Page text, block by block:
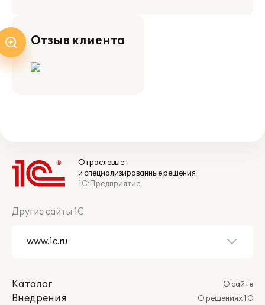
Отзыв клиента
Отраслевые
и специализированные решения
1С:Предприятие
Другие сайты 1С
Каталог
Внедрения
О сайте
О решениях 1С